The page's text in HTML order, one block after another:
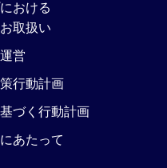
おける
取扱い
営
行動計画
づく行動計画
あたって